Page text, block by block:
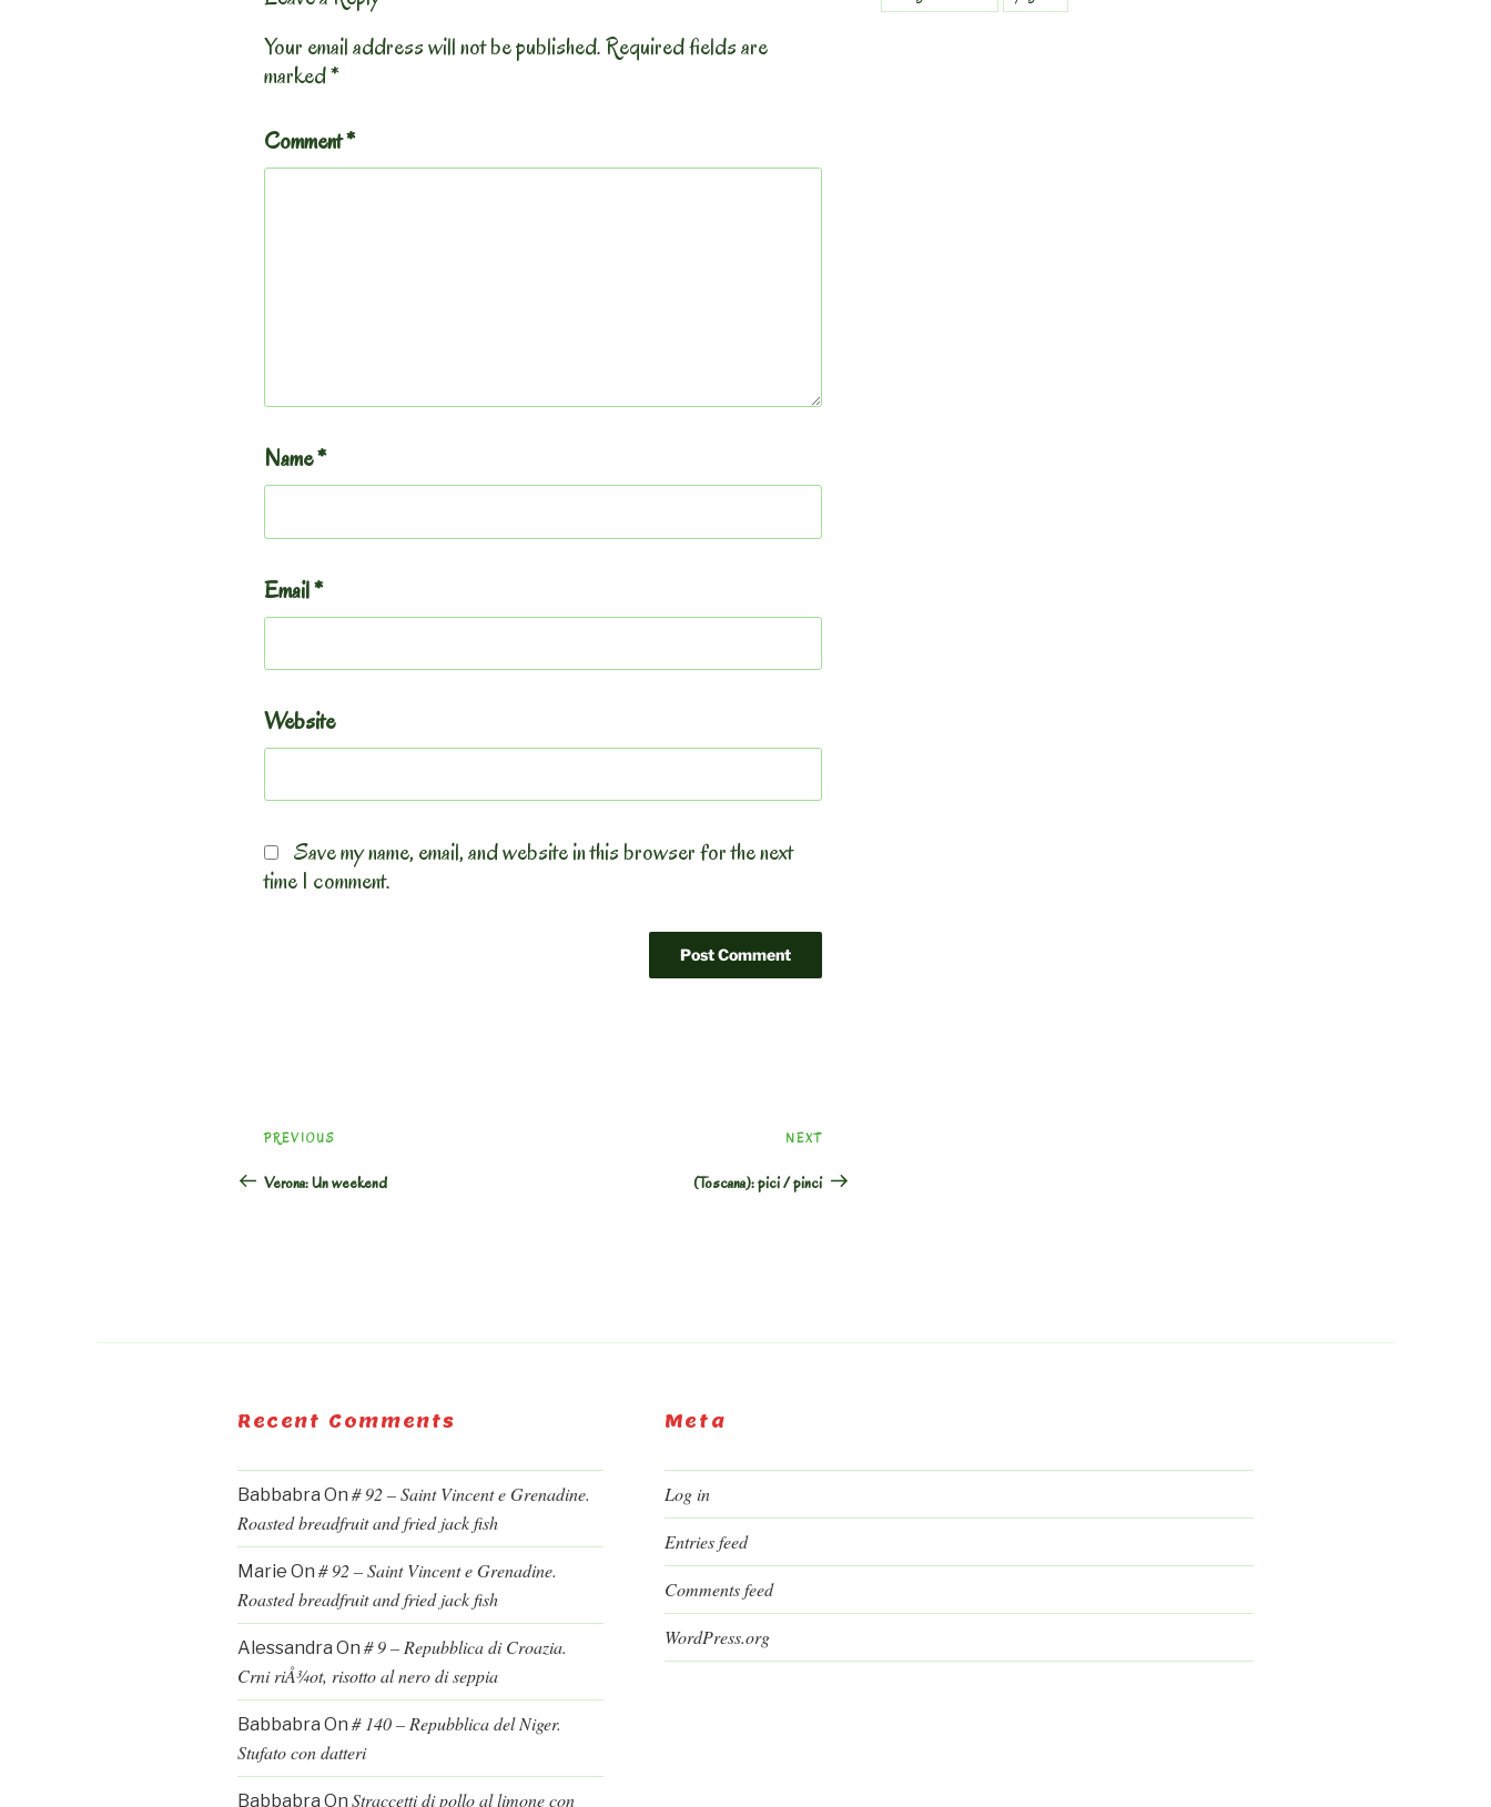
Your email address will not be published.Required fields are
marked*
Comment*
Name*
Email*
Website
Save my name, email, and website in this browser for the next
time I comment.
Previous
PREVIOUS
Verona: Un weekend
Next
Post
NEXT
(Toscana): pici / pinci
Recent Comments
Babbabra On # 92 – Saint Vincent e Grenadine.
Roasted breadfruit and fried jack fish
Marie On # 92 – Saint Vincent e Grenadine.
Roasted breadfruit and fried jack fish
Alessandra On # 9 – Repubblica di Croazia.
Crni riÅ¾ot, risotto al nero di seppia
Babbabra On # 140 – Repubblica del Niger.
Stufato con datteri
Babbabra On Straccetti di pollo al limone con
Meta
Log in
Entries feed
Comments feed
WordPress.org